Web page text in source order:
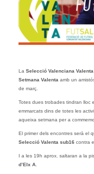
La Selecció Valenciana
Setmana Valentaamb un
de març.
Totes dues trobades tindran lloc
emmarcats dins de totes les
aqueixa setmana per a
El primer dels encontres serà el
Selecció Valenta sub16 contra
I a les 19h aprox. saltaran a la
d’Elx A.